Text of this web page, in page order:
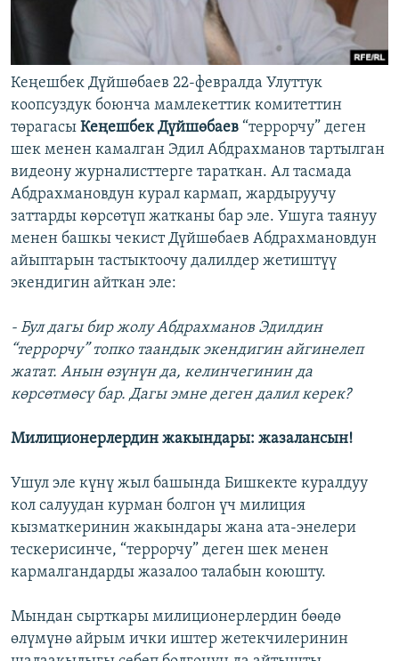
Кеңешбек Дүйшөбаев 22-февралда Улуттук
коопсуздук боюнча мамлекеттик комитеттин
төрагасы Кеңешбек Дүйшөбаев “террорчу” деген
шек менен камалган Эдил Абдрахманов тартылган
видеону журналисттерге тараткан. Ал тасмада
Абдрахмановдун курал кармап, жардыруучу
заттарды көрсөтүп жатканы бар эле. Ушуга таянуу
менен башкы чекист Дүйшөбаев Абдрахмановдун
айыптарын тастыктоочу далилдер жетиштүү
экендигин айткан эле:
- Бул дагы бир жолу Абдрахманов Эдилдин
“террорчу” топко таандык экендигин айгинелеп
жатат. Анын өзүнүн да, келинчегинин да
көрсөтмөсү бар. Дагы эмне деген далил керек?
Милиционерлердин жакындары: жазалансын!
Ушул эле күнү жыл башында Бишкекте куралдуу
кол салуудан курман болгон үч милиция
кызматкеринин жакындары жана ата-энелери
тескерисинче, “террорчу” деген шек менен
кармалгандарды жазалоо талабын коюшту.
Мындан сырткары милиционерлердин бөөдө
өлүмүнө айрым ички иштер жетекчилеринин